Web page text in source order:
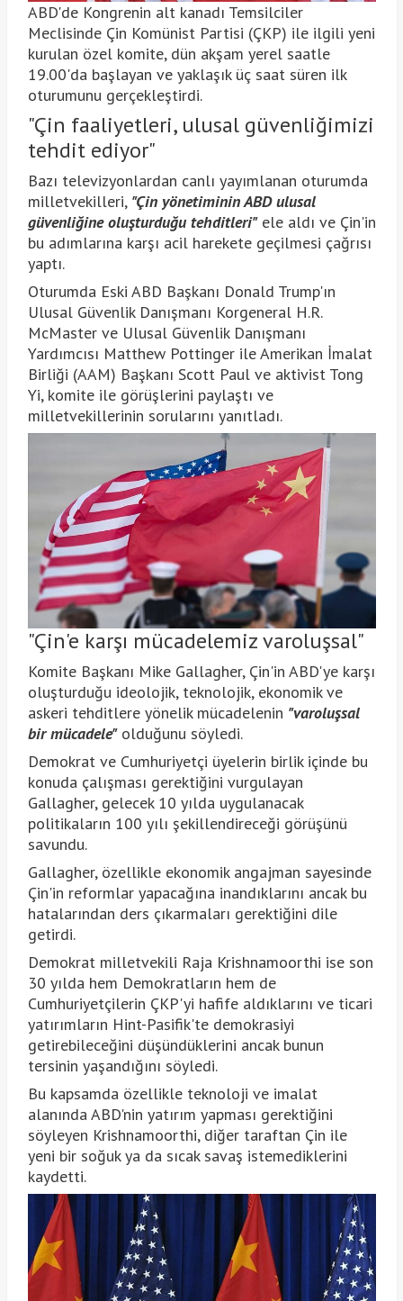
ABD'de Kongrenin alt kanadı Temsilciler
Meclisinde Çin Komünist Partisi (ÇKP) ile ilgili yeni
kurulan özel komite, dün akşam yerel saatle
19.00'da başlayan ve yaklaşık üç saat süren ilk
oturumunu gerçekleştirdi.
"Çin faaliyetleri, ulusal güvenliğimizi
tehdit ediyor"
Bazı televizyonlardan canlı yayımlanan oturumda
milletvekilleri, "Çin yönetiminin ABD ulusal
güvenliğine oluşturduğu tehditleri"ele aldı ve Çin'in
bu adımlarına karşı acil harekete geçilmesi çağrısı
yaptı.
Oturumda Eski ABD Başkanı Donald Trump'ın
Ulusal Güvenlik Danışmanı Korgeneral H.R.
McMaster ve Ulusal Güvenlik Danışmanı
Yardımcısı Matthew Pottinger ile Amerikan İmalat
Birliği (AAM) Başkanı Scott Paul ve aktivist Tong
Yi, komite ile görüşlerini paylaştı ve
milletvekillerinin sorularını yanıtladı.
"Çin'e karşı mücadelemiz varoluşsal"
Komite Başkanı Mike Gallagher, Çin'in ABD'ye karşı
oluşturduğu ideolojik, teknolojik, ekonomik ve
askeri tehditlere yönelik mücadelenin "varoluşsal
bir mücadele"olduğunu söyledi.
Demokrat ve Cumhuriyetçi üyelerin birlik içinde bu
konuda çalışması gerektiğini vurgulayan
Gallagher, gelecek 10 yılda uygulanacak
politikaların 100 yılı şekillendireceği görüşünü
savundu.
Gallagher, özellikle ekonomik angajman sayesinde
Çin'in reformlar yapacağına inandıklarını ancak bu
hatalarından ders çıkarmaları gerektiğini dile
getirdi.
Demokrat milletvekili Raja Krishnamoorthi ise son
30 yılda hem Demokratların hem de
Cumhuriyetçilerin ÇKP'yi hafife aldıklarını ve ticari
yatırımların Hint-Pasifik'te demokrasiyi
getirebileceğini düşündüklerini ancak bunun
tersinin yaşandığını söyledi.
Bu kapsamda özellikle teknoloji ve imalat
alanında ABD'nin yatırım yapması gerektiğini
söyleyen Krishnamoorthi, diğer taraftan Çin ile
yeni bir soğuk ya da sıcak savaş istemediklerini
kaydetti.